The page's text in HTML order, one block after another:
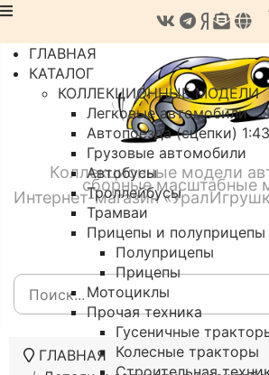
Коллекционные модели
сборные масштабные
Интернет-магазин
ГЛАВНАЯ
КАТАЛОГ
КОЛЛЕКЦИОННЫЕ МОДЕЛИ
Легковые автомобили
Автопоезда (сцепки) 1:43
Грузовые автомобили
Автобусы
Троллейбусы
Трамваи
Прицепы и полуприцепы
Полуприцепы
Прицепы
Мотоциклы
Прочая техника
Гусеничные
Колесные тракторы
Строительная
ГЛАВНАЯ